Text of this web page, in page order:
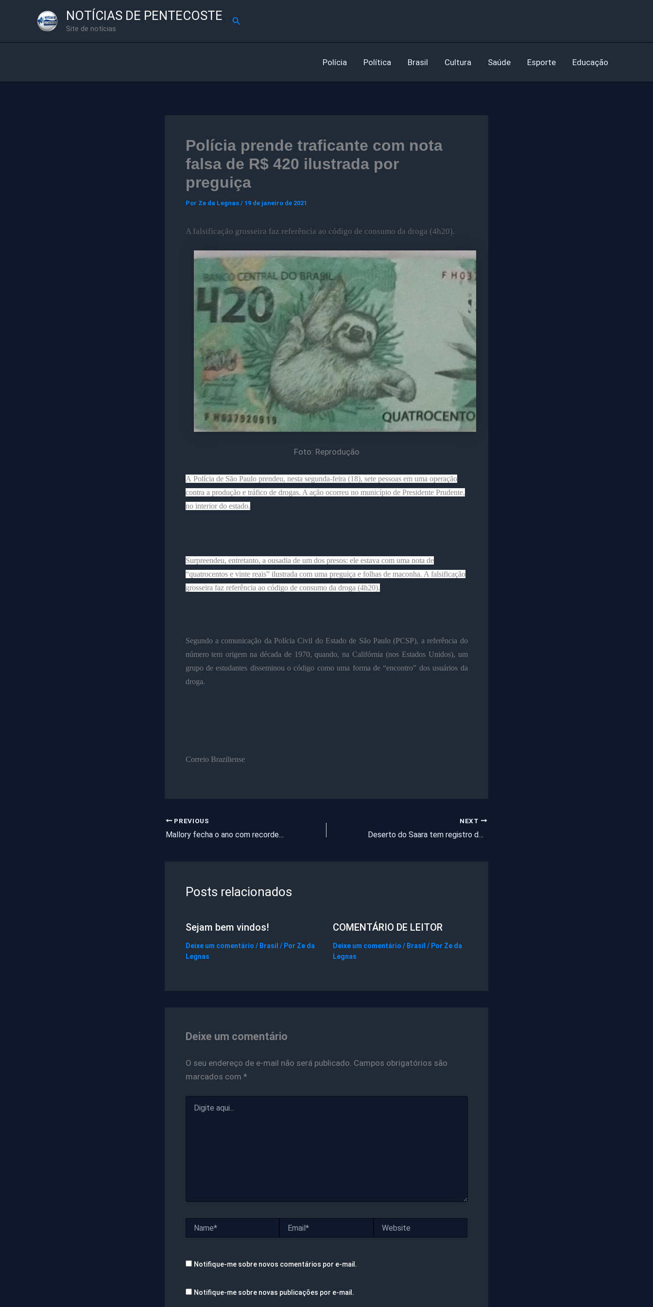
NOTÍCIAS DE PENTECOSTE
Site de notícias
Pesquisar
Polícia Política Brasil Cultura Saúde Esporte Educação
Polícia prende traficante com nota
falsa de R$ 420 ilustrada por
preguiça
Por Ze da Legnas / 19 de janeiro de 2021
A falsificação grosseira faz referência ao código de consumo da droga (4h20).
Foto: Reprodução
A Polícia de São Paulo prendeu, nesta segunda-feira (18), sete pessoas em uma operação
contra a produção e tráfico de drogas. A ação ocorreu no município de Presidente Prudente,
no interior do estado.
Surpreendeu, entretanto, a ousadia de um dos presos: ele estava com uma nota de
“quatrocentos e vinte reais” ilustrada com uma preguiça e folhas de maconha. A falsificação
grosseira faz referência ao código de consumo da droga (4h20).
Segundo a comunicação da Polícia Civil do Estado de São Paulo (PCSP), a referência do
número tem origem na década de 1970, quando, na Califórnia (nos Estados Unidos), um
grupo de estudantes disseminou o código como uma forma de “encontro” dos usuários da
droga.
Correio Braziliense
PREVIOUS
Mallory fecha o ano com recorde de faturamento
NEXT
Deserto do Saara tem registro de gelo e neve nas dunas em fenômeno raro
Posts relacionados
Sejam bem vindos!
Deixe um comentário / Brasil / Por Ze da
Legnas
COMENTÁRIO DE LEITOR
Deixe um comentário / Brasil / Por Ze da
Legnas
Deixe um comentário
O seu endereço de e-mail não será publicado. Campos obrigatórios são
marcados com *
aqui...
Notifique-me sobre novos comentários por e-mail.
Notifique-me sobre novas publicações por e-mail.